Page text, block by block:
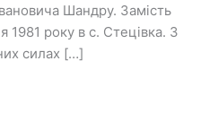
Шандру. Замість
року в с. Стецівка. З
силах […]